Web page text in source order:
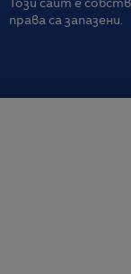
Този сайт е
права са запазени.